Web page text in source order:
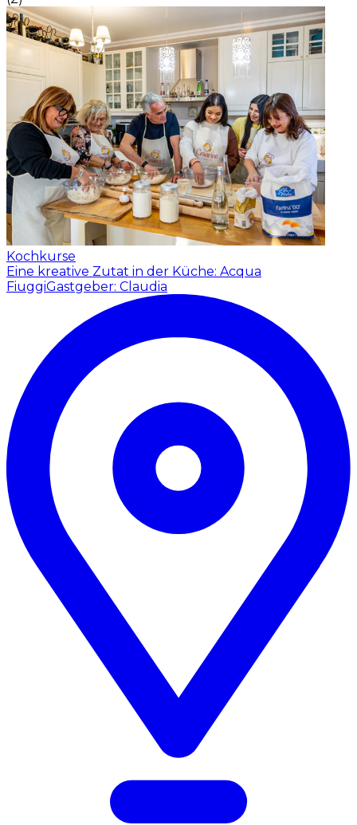
Kochkurse
Eine kreative Zutat in der Küche: Acqua
FiuggiGastgeber: Claudia